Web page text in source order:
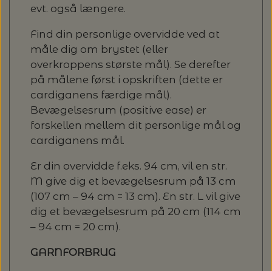
evt. også længere.
Find din personlige overvidde ved at
måle dig om brystet (eller
overkroppens største mål). Se derefter
på målene først i opskriften (dette er
cardiganens færdige mål).
Bevægelsesrum (positive ease) er
forskellen mellem dit personlige mål og
cardiganens mål.
Er din overvidde f.eks. 94 cm, vil en str.
M give dig et bevægelsesrum på 13 cm
(107 cm – 94 cm = 13 cm). En str. L vil give
dig et bevægelsesrum på 20 cm (114 cm
– 94 cm = 20 cm).
GARNFORBRUG